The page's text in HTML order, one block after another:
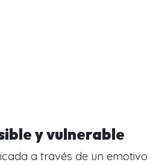
y vulnerable
a través de un emotivo